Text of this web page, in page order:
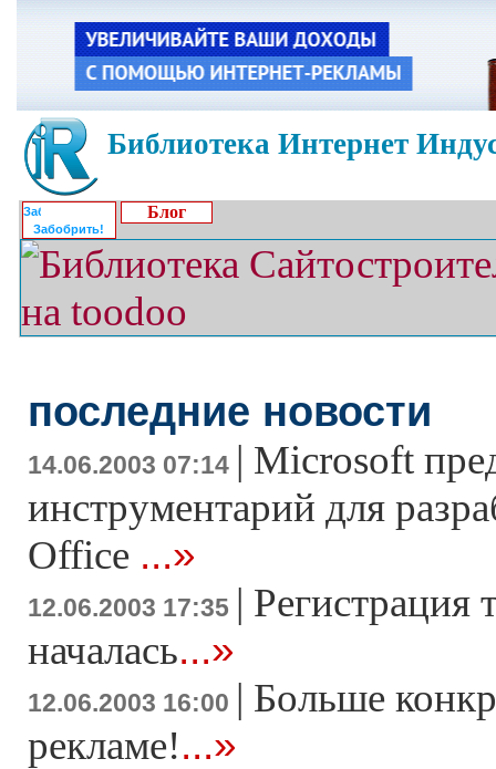
Библиотека Интернет
Забобрить!
Блог
последние новости
14.06.2003 07:14 | Microsoft
инструментарий для
Office ...»
12.06.2003 17:35 | Регистрация
началась...»
12.06.2003 16:00 | Больше
рекламе!...»